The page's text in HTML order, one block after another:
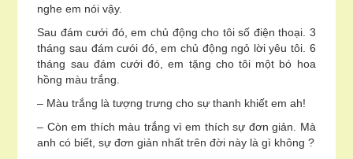
nghe em nói vậy.
Sau đám cưới đó, em chủ động cho tôi số điện thoại. 3
tháng sau đám cưói đó, em chủ động ngỏ lời yêu tôi. 6
tháng sau đám cưới đó, em tặng cho tôi một bó hoa
hồng màu trắng.
– Màu trắng là tượng trưng cho sự thanh khiết em ah!
– Còn em thích màu trắng vì em thích sự đơn giản. Mà
anh có biết, sự đơn giản nhất trên đời này là gì không ?